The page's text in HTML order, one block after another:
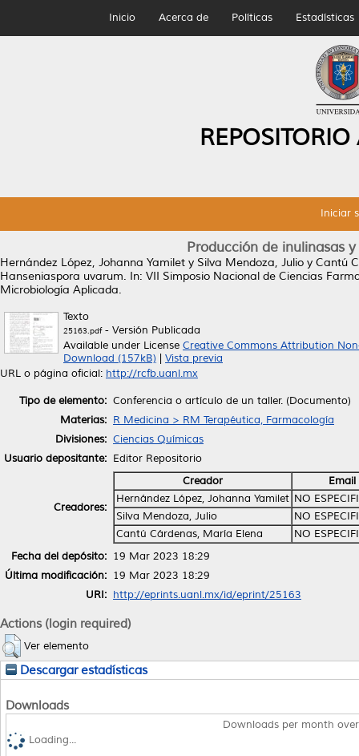
Inicio Acerca de Políticas Estadísticas
Iniciar
Producción de inulinasas
Hernández López, Johanna Yamilet y Silva Mendoza, Julio y Cantú
Hanseniaspora uvarum. In: VII Simposio Nacional de Ciencias
Microbiología Aplicada.
Texto
25163.pdf- Versión Publicada
Available under License Creative Commons Attribution
Download (157kB)
Vista previa
URL o página oficial: http://rcfb.uanl.mx
Tipo de elemento: Conferencia o artículo de un taller. (Documento)
Materias: R Medicina > RM Terapéutica, Farmacología
Divisiones: Ciencias Químicas
Usuario depositante: Editor Repositorio
Creadores:
Creador
Email
Hernández López, Johanna Yamilet NO
Silva Mendoza, Julio
NO
Cantú Cárdenas, María Elena
NO
Fecha del depósito: 19 Mar 2023 18:29
Última modificación: 19 Mar 2023 18:29
URI: http://eprints.uanl.mx/id/eprint/25163
Actions (login required)
Ver elemento
Descargar estadísticas
Downloads
Downloads per month
Loading...